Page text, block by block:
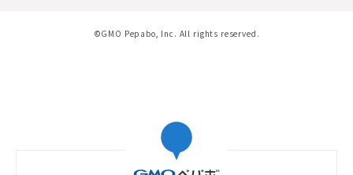
©GMO Pepabo, Inc. All rights reserved.